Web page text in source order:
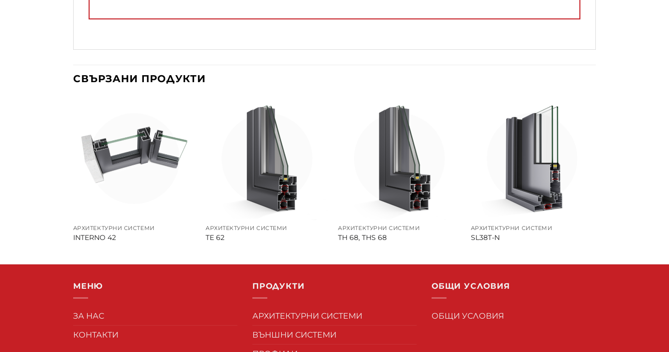
СВЪРЗАНИ ПРОДУКТИ
АРХИТЕКТУРНИ СИСТЕМИ
INTERNO 42
АРХИТЕКТУРНИ СИСТЕМИ
TE 62
АРХИТЕКТУРНИ СИСТЕМИ
TH 68, THS 68
АРХИТЕКТУРНИ СИСТЕМИ
SL38T-N
МЕНЮ
ЗА НАС
КОНТАКТИ
ПРОДУКТИ
АРХИТЕКТУРНИ СИСТЕМИ
ВЪНШНИ СИСТЕМИ
ОБЩИ УСЛОВИЯ
ОБЩИ УСЛОВИЯ